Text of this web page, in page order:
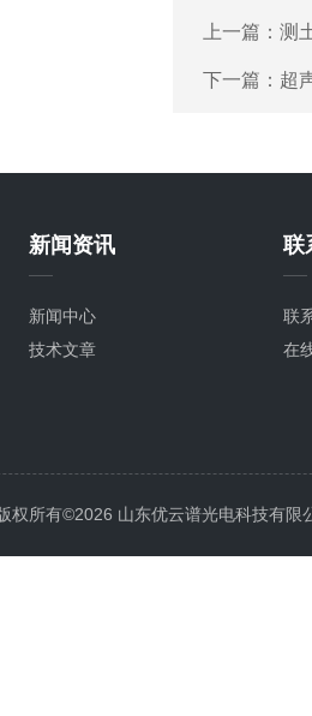
上一篇： 测
下一篇： 超
新闻资讯
新闻中心
技术文章
联
联
在
权所有©2026 山东优云谱光电科技有